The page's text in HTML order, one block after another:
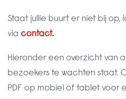
Staat jullie buurt er niet bij op,
via contact.
Hieronder een overzicht van
bezoekers te wachten staat.
PDF op mobiel of tablet voor